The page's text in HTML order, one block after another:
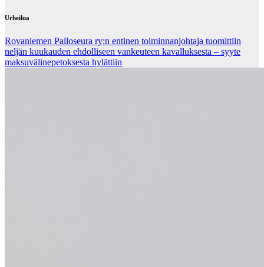
Urheilua
Rovaniemen Palloseura ry:n entinen toiminnanjohtaja tuo­mit­tiin
neljän kuu­kau­den eh­dol­li­seen van­keu­teen ka­val­luk­ses­ta – syyte
mak­su­vä­li­ne­pe­tok­ses­ta hy­lät­tiin